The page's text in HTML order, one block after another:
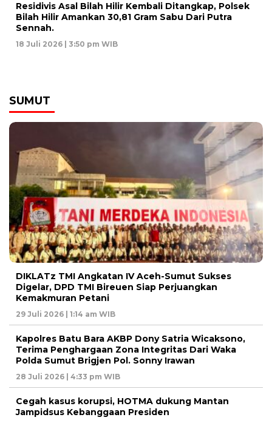
Residivis Asal Bilah Hilir Kembali Ditangkap, Polsek
Bilah Hilir Amankan 30,81 Gram Sabu Dari Putra
Sennah.
18 Juli 2026 | 3:50 pm WIB
SUMUT
DIKLATz TMI Angkatan IV Aceh-Sumut Sukses
Digelar, DPD TMI Bireuen Siap Perjuangkan
Kemakmuran Petani
29 Juli 2026 | 1:14 am WIB
Kapolres Batu Bara AKBP Dony Satria Wicaksono,
Terima Penghargaan Zona Integritas Dari Waka
Polda Sumut Brigjen Pol. Sonny Irawan
28 Juli 2026 | 4:33 pm WIB
Cegah kasus korupsi, HOTMA dukung Mantan
Jampidsus Kebanggaan Presiden